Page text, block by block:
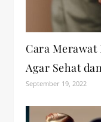
Cara Merawat
Agar Sehat
September 19, 2022